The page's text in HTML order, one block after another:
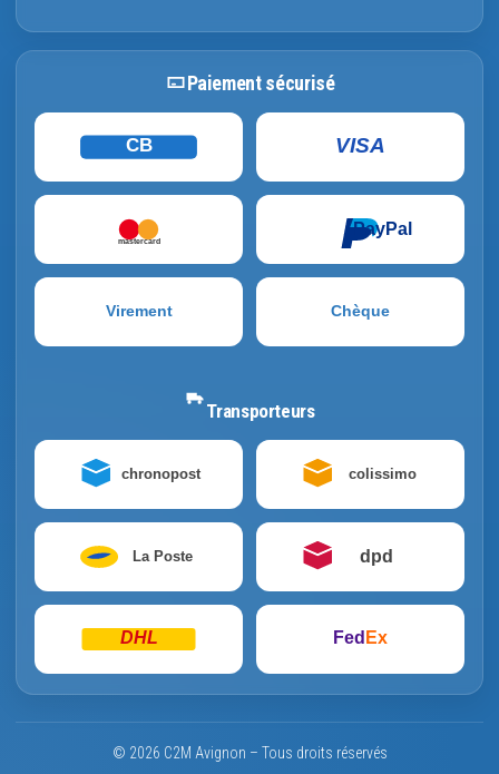
Paiement sécurisé
CB VISA
mastercard
PayPal
Virement Chèque
Transporteurs
chronopost colissimo
La Poste dpd
DHL Fed Ex
© 2026 C2M Avignon – Tous droits réservés